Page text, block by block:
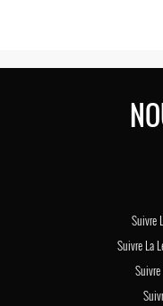
Suivre
Suivre La